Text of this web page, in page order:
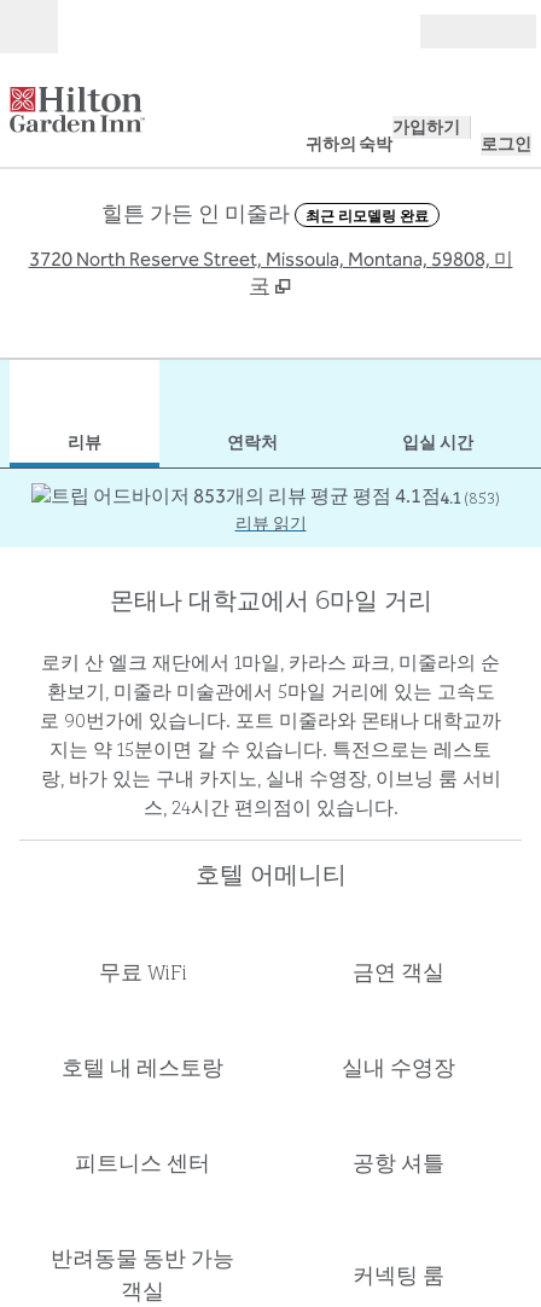
귀하의 숙박
가입하기
로그인
힐튼 가든 인 미줄라 최근 리모델링 완료
3720 North Reserve Street, Missoula, Montana, 59808, 미
국
리뷰 연락처 입실 시간
4.1(853)
리뷰 읽기
몬태나 대학교에서 6마일 거리
로키 산 엘크 재단에서 1마일, 카라스 파크, 미줄라의 순
환보기, 미줄라 미술관에서 5마일 거리에 있는 고속도
로 90번가에 있습니다. 포트 미줄라와 몬태나 대학교까
지는 약 15분이면 갈 수 있습니다. 특전으로는 레스토
랑, 바가 있는 구내 카지노, 실내 수영장, 이브닝 룸 서비
스, 24시간 편의점이 있습니다.
호텔 어메니티
무료 WiFi 금연 객실
호텔 내 레스토랑 실내 수영장
피트니스 센터 공항 셔틀
반려동물 동반 가능
객실
커넥팅 룸